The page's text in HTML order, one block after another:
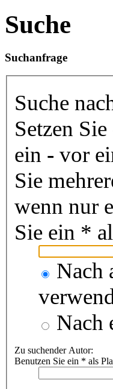
Suche
Suchanfrage
Suche
Setzen Sie
ein - vor
Sie
wenn nur
Sie ein *
Nach
Nach
Zu suchender Autor:
Benutzen Sie ein * als